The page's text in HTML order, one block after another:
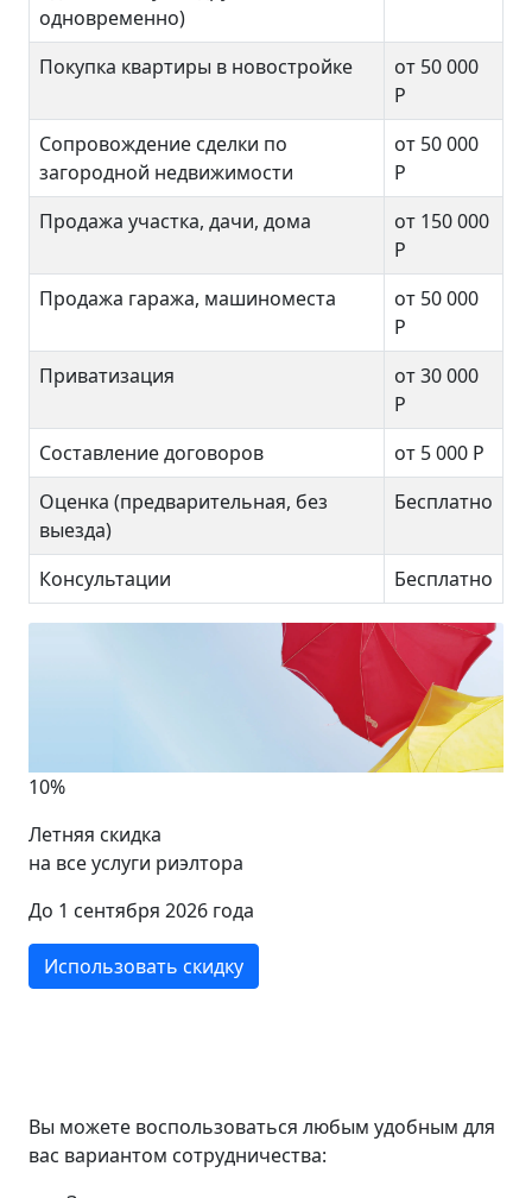
одновременно)
Покупка квартиры в новостройке
от 50 000
Р
Сопровождение сделки по
загородной недвижимости
от 50 000
Р
Продажа участка, дачи, дома
от 150 000
Р
Продажа гаража, машиноместа
от 50 000
Р
Приватизация
от 30 000
Р
Составление договоров
от 5 000 Р
Оценка (предварительная, без
выезда)
Бесплатно
Консультации Бесплатно
10%
Летняя скидка
на все услуги риэлтора
До 1 сентября 2026 года
Использовать скидку
Вы можете воспользоваться любым удобным для
вас вариантом сотрудничества: